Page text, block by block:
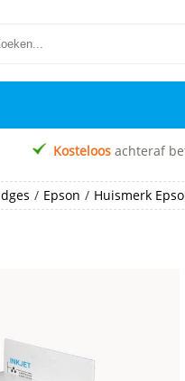
Kosteloos achteraf
/ Epson / Huismerk